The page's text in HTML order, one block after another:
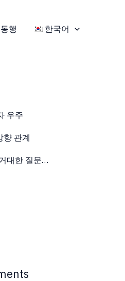
동행 한국어
우주
향 관계
대한 질문…